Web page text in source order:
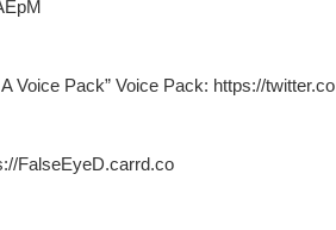
Voice Pack” Voice Pack: https://
FalseEyeD.carrd.co